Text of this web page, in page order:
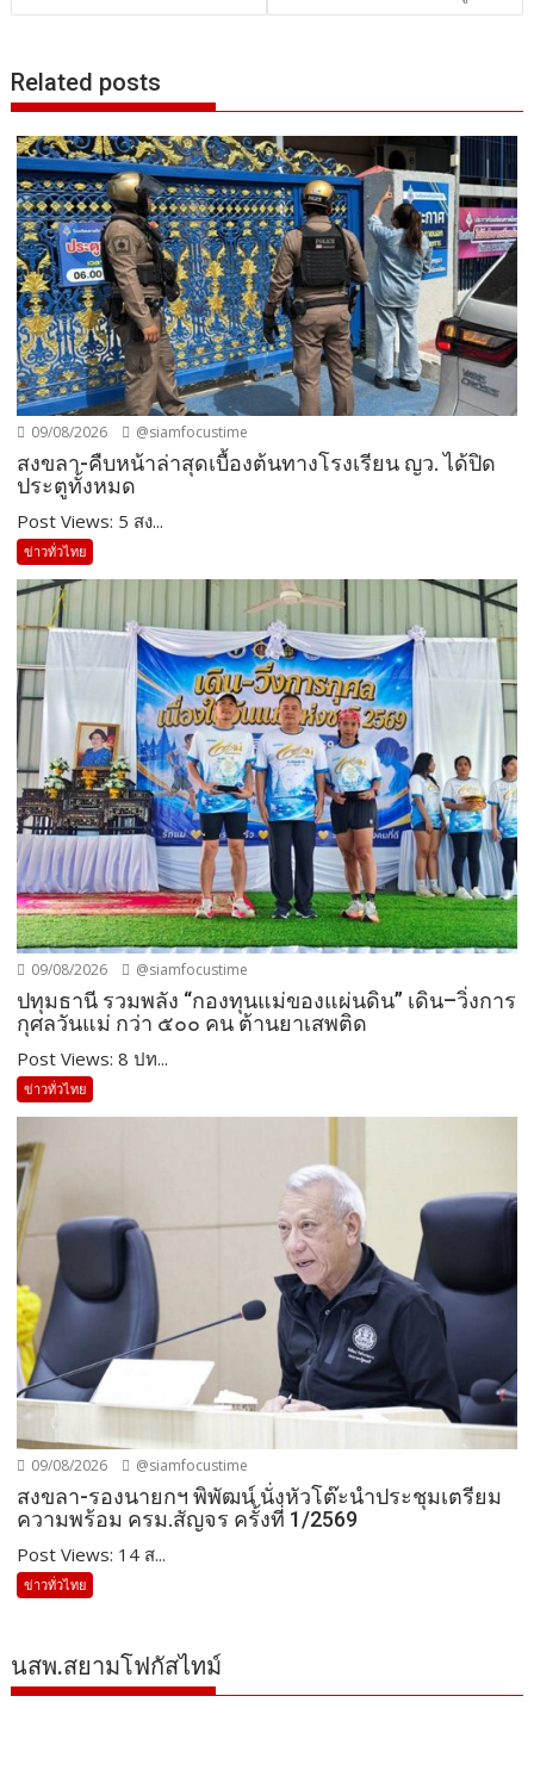
Related posts
09/08/2026 @siamfocustime
สงขลา-คืบหน้าล่าสุดเบื้องต้นทางโรงเรียน ญว. ได้ปิด
ประตูทั้งหมด
Post Views: 5 สง...
ข่าวทั่วไทย
09/08/2026 @siamfocustime
ปทุมธานี รวมพลัง “กองทุนแม่ของแผ่นดิน” เดิน–วิ่งการ
กุศลวันแม่ กว่า ๕๐๐ คน ต้านยาเสพติด
Post Views: 8 ปท...
ข่าวทั่วไทย
09/08/2026 @siamfocustime
สงขลา-รองนายกฯ พิพัฒน์ นั่งหัวโต๊ะนำประชุมเตรียม
ความพร้อม ครม.สัญจร ครั้งที่ 1/2569
Post Views: 14 ส...
ข่าวทั่วไทย
นสพ.สยามโฟกัสไทม์